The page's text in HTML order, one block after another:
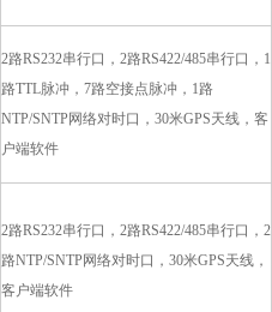
2路RS232串行口，2路RS422/485串行口，1
路TTL脉冲，7路空接点脉冲，1路
NTP/SNTP网络对时口，30米GPS天线，客
户端软件
2路RS232串行口，2路RS422/485串行口，2
路NTP/SNTP网络对时口，30米GPS天线，
客户端软件